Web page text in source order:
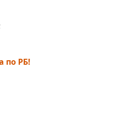
по РБ!